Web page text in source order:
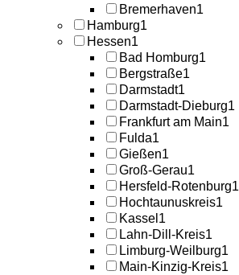
Bremerhaven1
Hamburg1
Hessen1
Bad Homburg1
Bergstraße1
Darmstadt1
Darmstadt-Dieburg1
Frankfurt am Main1
Fulda1
Gießen1
Groß-Gerau1
Hersfeld-Rotenburg1
Hochtaunuskreis1
Kassel 1
Lahn-Dill-Kreis1
Limburg-Weilburg1
Main-Kinzig-Kreis1